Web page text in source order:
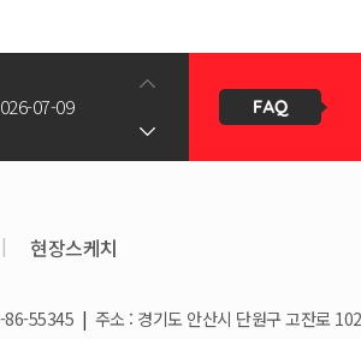
07-09
03-25
| 현장스케치
86-55345 | 주소 : 경기도 안산시 단원구 고잔로